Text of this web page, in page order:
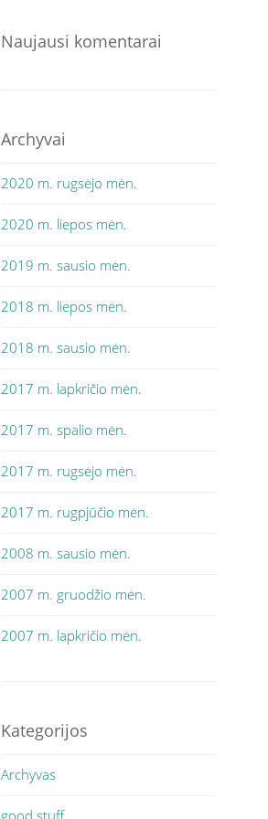
Naujausi komentarai
Archyvai
2020 m. rugsėjo mėn.
2020 m. liepos mėn.
2019 m. sausio mėn.
2018 m. liepos mėn.
2018 m. sausio mėn.
2017 m. lapkričio mėn.
2017 m. spalio mėn.
2017 m. rugsėjo mėn.
2017 m. rugpjūčio mėn.
2008 m. sausio mėn.
2007 m. gruodžio mėn.
2007 m. lapkričio mėn.
Kategorijos
Archyvas
good stuff